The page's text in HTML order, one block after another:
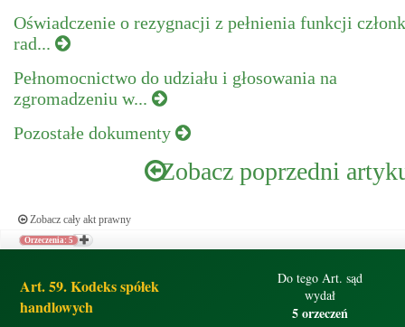
Oświadczenie o rezygnacji z pełnienia funkcji
rad...
Pełnomocnictwo do udziału i głosowania na
zgromadzeniu w...
Pozostałe dokumenty
Zobacz poprzedni
Zobacz cały akt prawny
Orzeczenia: 5
Art. 59. Kodeks spółek
handlowych
Do tego Art. sąd
wydał
5 orzeczeń